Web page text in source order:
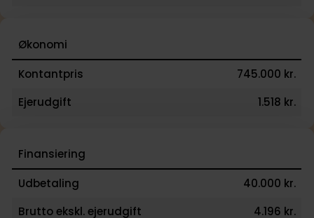
Økonomi
Kontantpris
745.000 kr.
Ejerudgift
1.518 kr.
Finansiering
Udbetaling
40.000 kr.
Brutto ekskl. ejerudgift
4.196 kr.